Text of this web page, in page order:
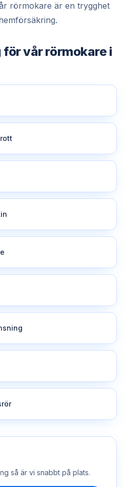
rörmokare är en trygghet
för vårrörmokare i
så är vi snabbt på plats.